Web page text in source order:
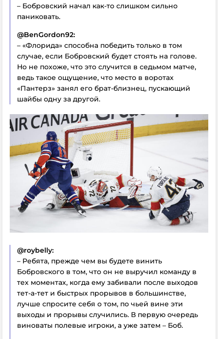
– Бобровский начал как-то слишком сильно
паниковать.
@BenGordon92:
– «Флорида» способна победить только в том
случае, если Бобровский будет стоять на голове.
Но не похоже, что это случится в седьмом матче,
ведь такое ощущение, что место в воротах
«Пантерз» занял его брат-близнец, пускающий
шайбы одну за другой.
@roybelly:
– Ребята, прежде чем вы будете винить
Бобровского в том, что он не выручил команду в
тех моментах, когда ему забивали после выходов
тет-а-тет и быстрых прорывов в большинстве,
лучше спросите себя о том, по чьей вине эти
выходы и прорывы случились. В первую очередь
виноваты полевые игроки, а уже затем – Боб.